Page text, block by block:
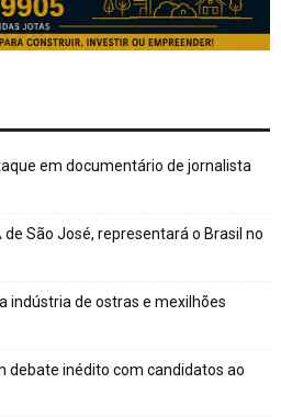
em documentário de jornalista
de São José, representará o Brasil no
indústria de ostras e mexilhões
debate inédito com candidatos ao